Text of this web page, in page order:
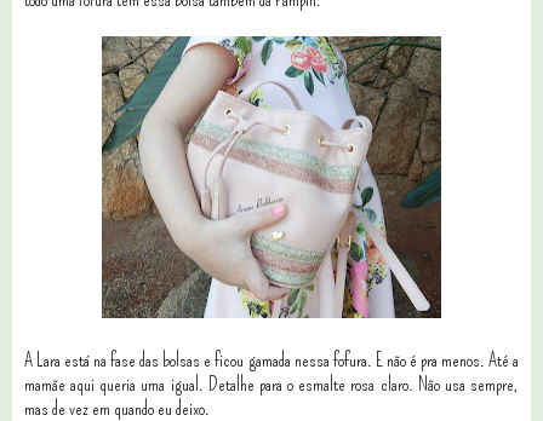
A Lara está na fase das bolsas e ficou gamada nessa fofura. E não é pra menos. Até a
mamãe aqui queria uma igual. Detalhe para o esmalte rosa claro. Não usa sempre,
mas de vez em quando eu deixo.